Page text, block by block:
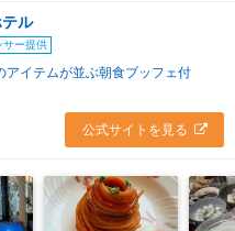
ル
サー提供
アイテムが並ぶ朝食ブッフェ付
公式サイトを見る